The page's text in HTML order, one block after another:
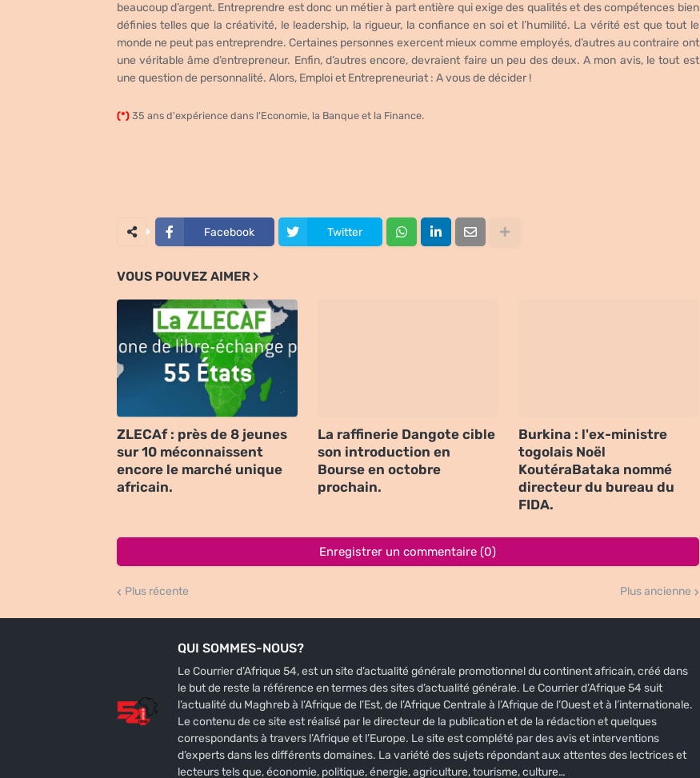
beaucoup d’argent. Entreprendre est donc un métier à part entière qui exige des qualités et des compétences bien
définies telles que la créativité, le leadership, la rigueur, la confiance en soi et l’humilité. La vérité est que tout le
monde ne peut pas entreprendre. Certaines personnes exercent mieux comme employés, d’autres au contraire ont
une véritable âme d’entrepreneur. Enfin, d’autres encore, devraient faire un peu des deux. A mon avis, le tout est
une question de personnalité. Alors, Emploi et Entrepreneuriat : A vous de décider !
(*) 35 ans d'expérience dans l'Economie, la Banque et la Finance.
Facebook Twitter
VOUS POUVEZ AIMER
ZLECAf : près de 8 jeunes
sur 10 méconnaissent
encore le marché unique
africain.
La raffinerie Dangote cible
son introduction en
Bourse en octobre
prochain.
Burkina : l'ex-ministre
togolais Noël
KoutéraBataka nommé
directeur du bureau du
FIDA.
Enregistrer un commentaire (0)
Plus récente Plus ancienne
QUI SOMMES-NOUS?
Le Courrier d’Afrique 54, est un site d’actualité générale promotionnel du continent africain, créé dans
le but de reste la référence en termes des sites d’actualité générale. Le Courrier d’Afrique 54 suit
l’actualité du Maghreb à l’Afrique de l’Est, de l’Afrique Centrale à l’Afrique de l’Ouest et à l’internationale.
Le contenu de ce site est réalisé par le directeur de la publication et de la rédaction et quelques
correspondants à travers l’Afrique et l’Europe. Le site est complété par des avis et interventions
d’experts dans les différents domaines. La variété des sujets répondant aux attentes des lectrices et
lecteurs tels que, économie, politique, énergie, agriculture, tourisme, culture…